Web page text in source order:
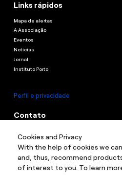
Cookies and Privacy
With the help of cookies we
and, thus, recommend
of interest to you. To learn
Links rápidos
Mapa de alertas
A Associação
Eventos
Notícias
Jornal
Instituto Porto
Perfil e privacidade
Contato
Endereço:Rua Guaianazes, 1087 -
003